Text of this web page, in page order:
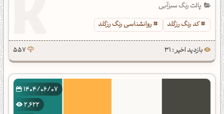
پالت رنگ سبزآبی
کد رنگ رزگلد
روانشناسی رنگ رزگلد
بازدید اخیر : 31 557
1404/06/07
2,622